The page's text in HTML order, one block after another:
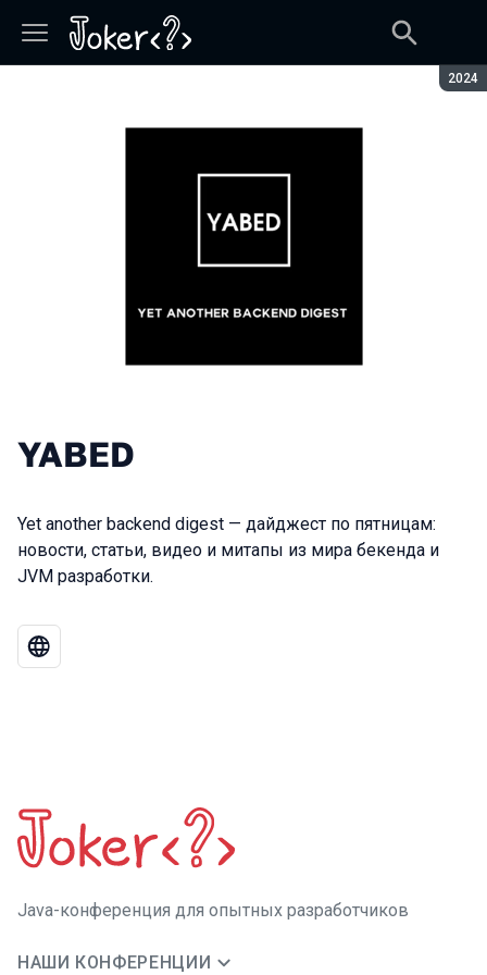
2024
YABED
Yet another backend digest — дайджест по пятницам:
новости, статьи, видео и митапы из мира бекенда и
JVM разработки.
Java-конференция для опытных разработчиков
НАШИ КОНФЕРЕНЦИИ